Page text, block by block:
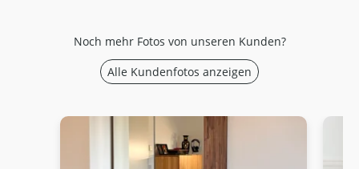
Noch mehr Fotos von unseren Kunden?
Alle Kundenfotos anzeigen